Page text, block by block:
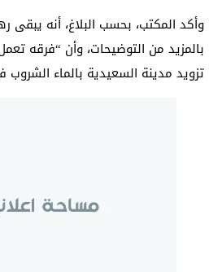
وأكد المكتب، بحسب البلاغ، أنه يبقى
بالمزيد من التوضيحات، وأن “فرقه
تزويد مدينة السعيدية بالماء